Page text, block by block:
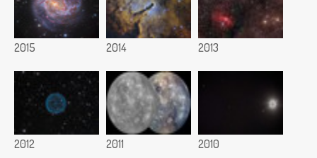
2015 2014 2013
2012 2011 2010